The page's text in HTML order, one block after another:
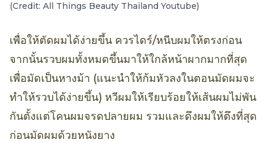
(Credit: All Things Beauty Thailand Youtube)
เพื่อให้ตัดผมได้ง่ายขึ้น ควรไดร์/หนีบผมให้ตรงก่อน
จากนั้นรวบผมทั้งหมดขึ้นมาให้ใกล้หน้าผากมากที่สุด
เพื่อมัดเป็นหางม้า (แนะนำให้ก้มหัวลงในตอนมัดผมจะ
ทำให้รวบได้ง่ายขึ้น) หวีผมให้เรียบร้อยให้เส้นผมไม่พัน
กันตั้งแต่โคนผมจรดปลายผม รวมและดึงผมให้ตึงที่สุด
ก่อนมัดผมด้วยหนังยาง